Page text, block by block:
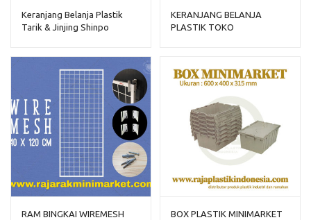
Keranjang Belanja Plastik
Tarik & Jinjing Shinpo
KERANJANG BELANJA
PLASTIK TOKO
RAM BINGKAI WIREMESH
BOX PLASTIK MINIMARKET